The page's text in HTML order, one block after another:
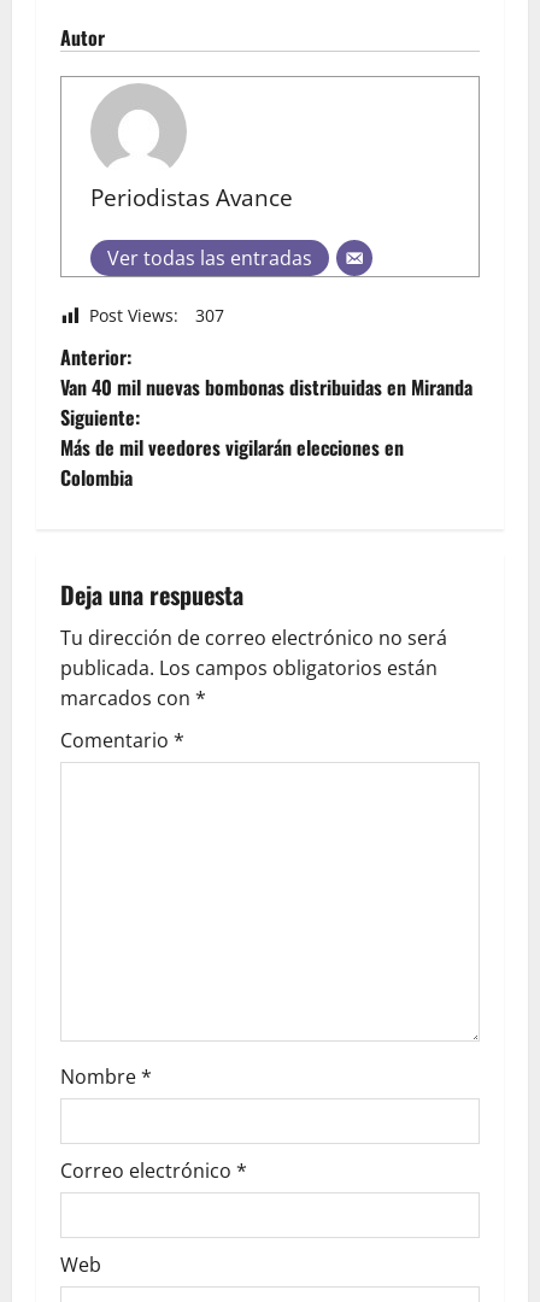
Autor
Periodistas Avance
Ver todas las entradas
Post Views: 307
Anterior:
Van 40 mil nuevas bombonas distribuidas en Miranda
Siguiente:
Más de mil veedores vigilarán elecciones en
Colombia
Deja una respuesta
Tu dirección de correo electrónico no será
publicada. Los campos obligatorios están
marcados con *
Comentario *
Nombre*
Correo electrónico *
Web